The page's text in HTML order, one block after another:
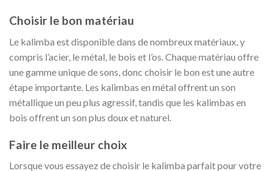
Choisir le bon matériau
Le kalimba est disponible dans de nombreux matériaux, y
compris l’acier, le métal, le bois et l’os. Chaque matériau offre
une gamme unique de sons, donc choisir le bon est une autre
étape importante. Les kalimbas en métal offrent un son
métallique un peu plus agressif, tandis que les kalimbas en
bois offrent un son plus doux et naturel.
Faire le meilleur choix
Lorsque vous essayez de choisir le kalimba parfait pour votre